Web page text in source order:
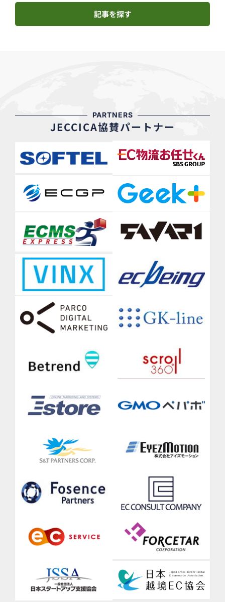
記事を探す
PARTNERS
JECCICA協賛パートナー